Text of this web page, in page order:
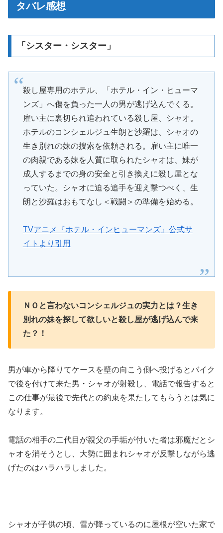
タバレ感想
「シスター・シスター」
殺し屋専用のホテル、「ホテル・イン・ヒューマ
ンズ」へ傷を負った一人の男が逃げ込んでくる。
雇い主に裏切られ追われている殺し屋、シャオ。
ホテルのコンシェルジュ生朗と沙羅は、シャオの
生き別れの妹の捜索を依頼される。雇い主に唯一
の肉親である妹を人質に取られたシャオは、妹が
成人するまでの身の安全と引き換えに殺し屋とな
っていた。シャオに迫る追手を迎え撃つべく、生
朗と沙羅はおもてなし＜戦闘＞の準備を始める。
TVアニメ『ホテル・インヒューマンズ』公式サ
イトより引用
ＮＯと言わないコンシェルジュの実力とは？生き
別れの妹を探して欲しいと殺し屋が逃げ込んで来
た？！
男が車から降りてケースを壁の向こう側へ投げるとバイク
で後を付けて来た男・シャオが射殺し、電話で報告すると
この仕事が最後で先代との約束を果たしてもらうとは気に
なります。
電話の相手の二代目が親父の手垢が付いた者は邪魔だとシ
ャオを消そうとし、大勢に囲まれシャオが反撃しながら逃
げたのはハラハラしました。
シャオが子供の頃、雪が降っているのに屋根が空いた家で